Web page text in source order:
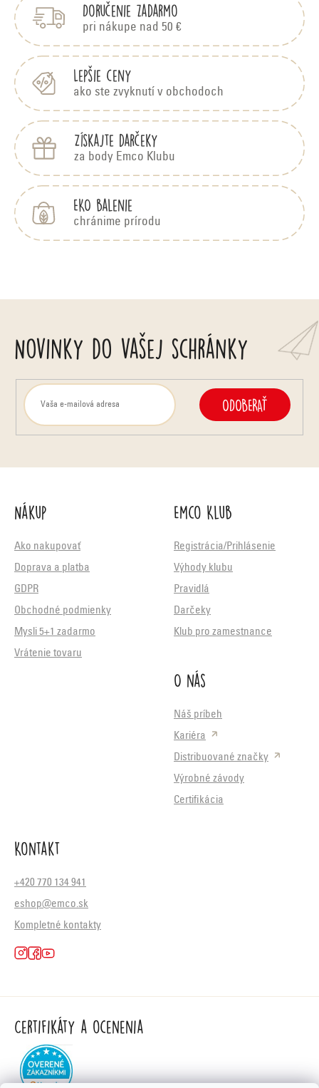
Doručenie zadarmo
pri nákupe nad 50 €
Lepšie ceny
ako ste zvyknutí v obchodoch
Získajte darčeky
za body Emco Klubu
EKO balenie
chránime prírodu
Novinky do vašej schránky
ODOBERAŤ
Nákup
Ako nakupovať
Doprava a platba
GDPR
Obchodné podmienky
Mysli 5+1 zadarmo
Vrátenie tovaru
Emco Klub
Registrácia/Prihlásenie
Výhody klubu
Pravidlá
Darčeky
Klub pro zamestnance
O nás
Náš príbeh
Kariéra
Distribuované značky
Výrobné závody
Certifikácia
Kontakt
+420 770 134 941
eshop@emco.sk
Kompletné kontakty
Certifikáty a ocenenia